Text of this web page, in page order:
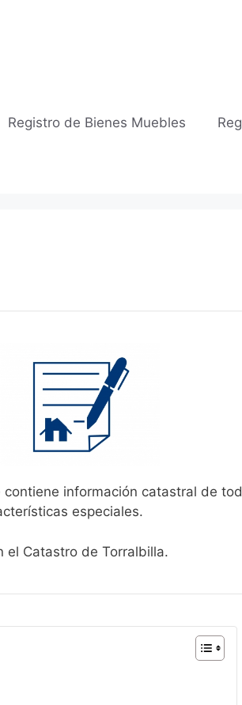
Registro de Bienes Muebles
información catastral de
especiales.
el Catastro de Torralbilla.